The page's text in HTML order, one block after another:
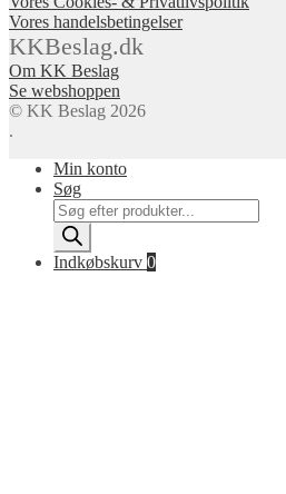
Vores handelsbetingelser
KKBeslag.dk
Om KK Beslag
Se webshoppen
© KK Beslag 2026
.
Min konto
Søg
Products
search
Indkøbskurv 0